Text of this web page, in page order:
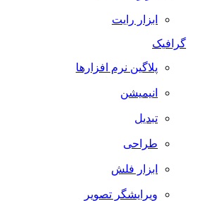
ابزار رایت
گرافیک
پلاگین نرم افزارها
انیمیشن
تبدیل
طراحی
ابزار فلش
ویرایشگر تصویر